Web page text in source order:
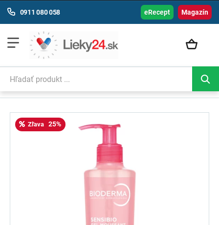
Magazín
0911 080 058 eRecept
Zľava 25%